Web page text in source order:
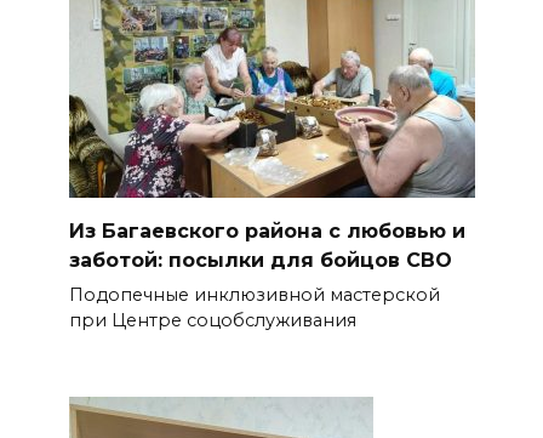
Из Багаевского района с любовью и
заботой: посылки для бойцов СВО
Подопечные инклюзивной мастерской
при Центре соцобслуживания